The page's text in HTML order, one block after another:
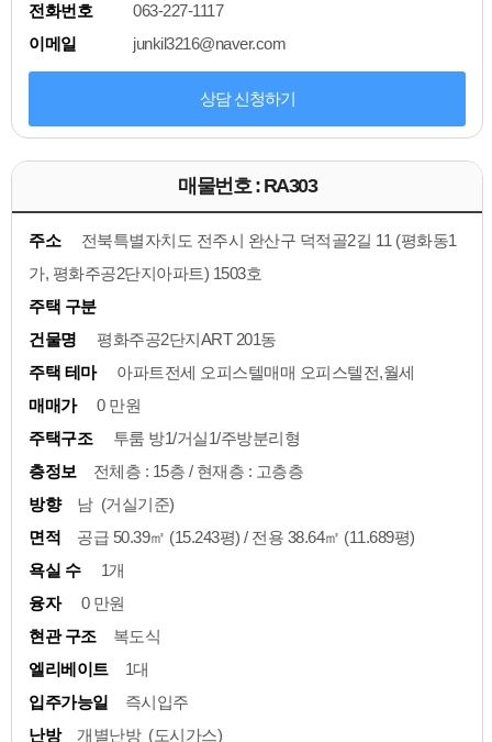
전화번호
063-227-1117
이메일
junkil3216@naver.com
상담 신청하기
매물번호 : RA303
주소
전북특별자치도 전주시 완산구 덕적골2길 11 (평화동1
가, 평화주공2단지아파트) 1503호
주택 구분
건물명
평화주공2단지ART 201동
주택 테마
아파트전세 오피스텔매매 오피스텔전,월세
매매가
0 만원
주택구조
투룸 방1/거실1/주방분리형
층정보
전체층 : 15층 / 현재층 : 고층층
방향
남 (거실기준)
면적
공급 50.39㎡ (15.243평) / 전용 38.64㎡ (11.689평)
욕실 수
1개
융자
0 만원
현관 구조
복도식
엘리베이트
1대
입주가능일
즉시입주
난방
개별난방 (도시가스)